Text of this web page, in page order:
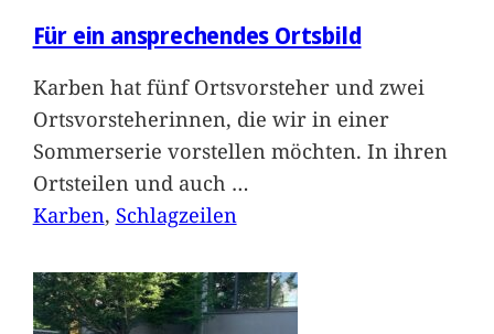
Für ein ansprechendes Ortsbild
Karben hat fünf Ortsvorsteher und zwei
Ortsvorsteherinnen, die wir in einer
Sommerserie vorstellen möchten. In ihren
Ortsteilen und auch …
Karben, Schlagzeilen